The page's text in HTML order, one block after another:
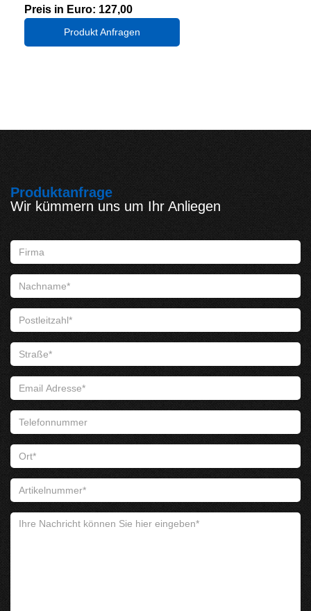
Preis in Euro: 127,00
Produkt Anfragen
Produktanfrage
Wir kümmern uns um Ihr Anliegen